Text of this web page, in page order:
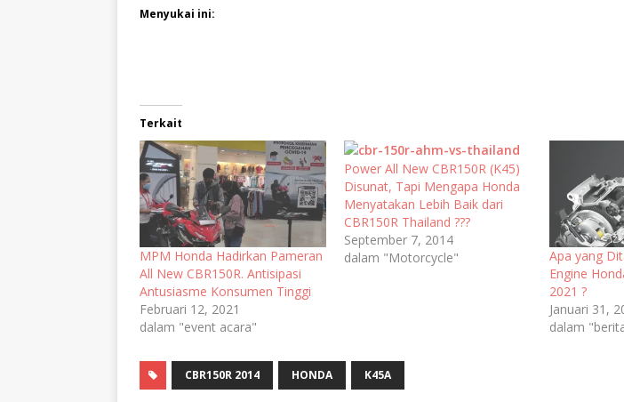
Menyukai ini:
Terkait
MPM Honda Hadirkan Pameran
All New CBR150R. Antisipasi
Antusiasme Konsumen Tinggi
Februari 12, 2021
dalam "event acara"
Power All New CBR150R (K45)
Disunat, Tapi Mengapa Honda
Menyatakan Lebih Baik dari
CBR150R Thailand ???
September 7, 2014
dalam "Motorcycle"
Apa yang
Engine
2021 ?
Januari 31,
dalam
CBR150R 2014 HONDA K45A